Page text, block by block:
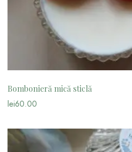
Bombonieră mică sticlă
lei60.00